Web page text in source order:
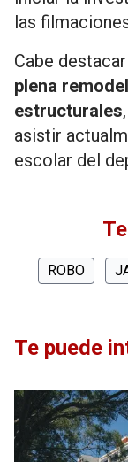
las
Cabe
plena
estructurales
asistir
escolar del
ROBO
Te puede